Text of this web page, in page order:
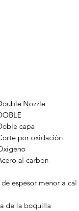
Nozzle
capa
por oxidación
al carbon
espesor menor a cal
de la boquilla